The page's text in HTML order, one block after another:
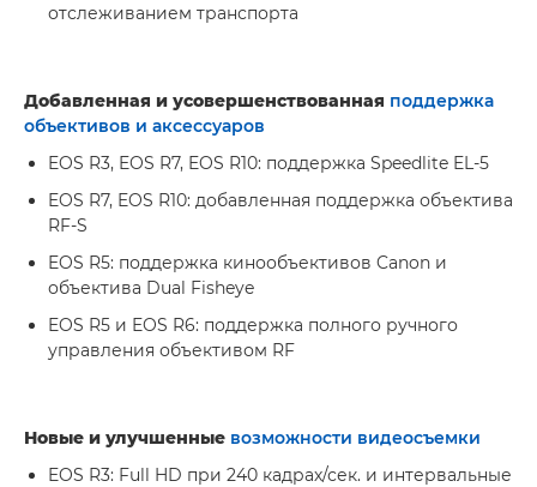
отслеживанием транспорта
Добавленная и усовершенствованная поддержка
объективов и аксессуаров
EOS R3, EOS R7, EOS R10: поддержка Speedlite EL-5
EOS R7, EOS R10: добавленная поддержка объектива
RF-S
EOS R5: поддержка кинообъективов Canon и
объектива Dual Fisheye
EOS R5 и EOS R6: поддержка полного ручного
управления объективом RF
Новые и улучшенные возможности видеосъемки
EOS R3: Full HD при 240 кадрах/сек. и интервальные